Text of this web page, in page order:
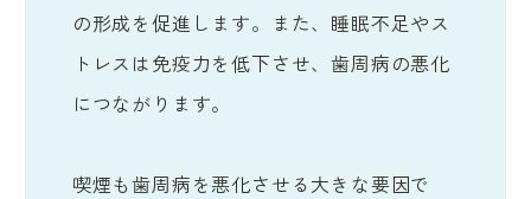
の形成を促進します。また、睡眠不足やス
トレスは免疫力を低下させ、歯周病の悪化
につながります。
喫煙も歯周病を悪化させる大きな要因で